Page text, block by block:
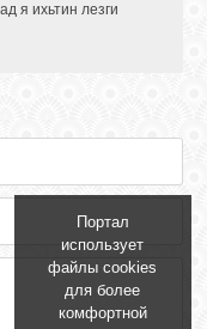
я ихьтин лезги
Портал
использует
файлы cookies
для более
комфортной